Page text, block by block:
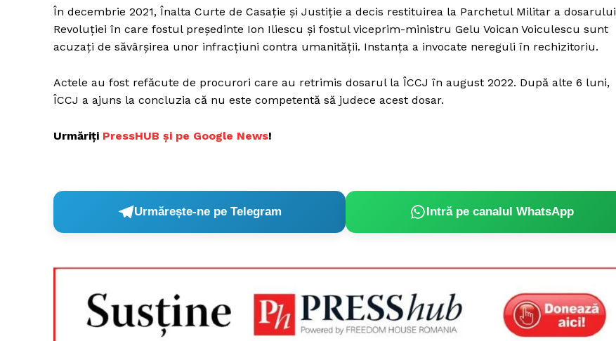
În decembrie 2021, Înalta Curte de Casaţie şi Justiţie a decis restituirea la Parchetul Militar a dosarului
Revoluţiei în care fostul preşedinte Ion Iliescu şi fostul viceprim-ministru Gelu Voican Voiculescu sunt
acuzaţi de săvârşirea unor infracţiuni contra umanităţii. Instanța a invocate nereguli în rechizitoriu.
Actele au fost refăcute de procurori care au retrimis dosarul la ÎCCJ în august 2022. După alte 6 luni,
ÎCCJ a ajuns la concluzia că nu este competentă să judece acest dosar.
Urmăriți PressHUB și pe Google News!
Urmărește-ne pe Telegram Intră pe canalul WhatsApp